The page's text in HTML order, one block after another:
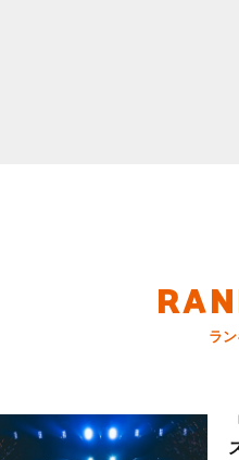
ラ